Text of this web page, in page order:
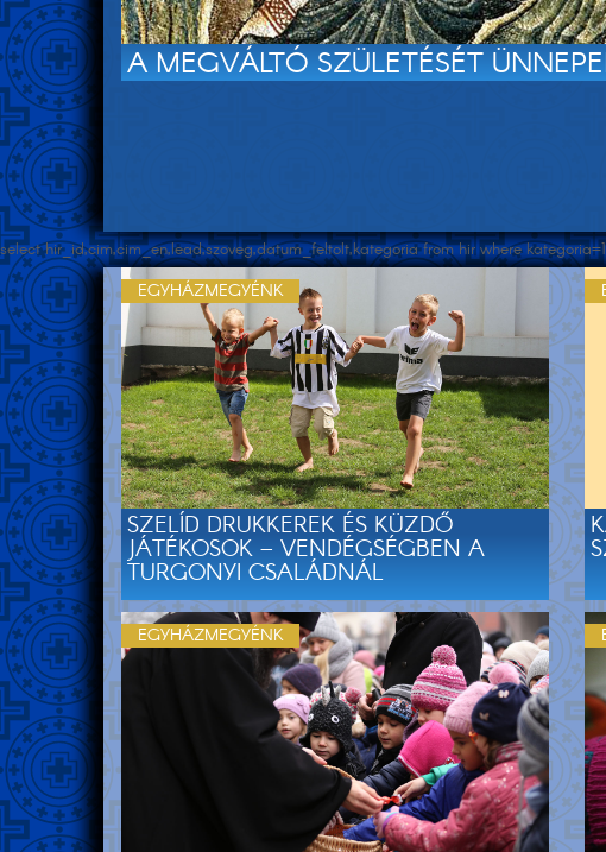
A MEGVÁLTÓ SZÜLETÉSÉT
select hir_id,cim,cim_en,lead,szoveg,datum_feltolt,kategoria from hir where
SZELÍD DRUKKEREK ÉS KÜZDŐ
JÁTÉKOSOK – VENDÉGSÉGBEN A
TURGONYI CSALÁDNÁL
EGYHÁZMEGYÉNK
EGYHÁZMEGYÉNK